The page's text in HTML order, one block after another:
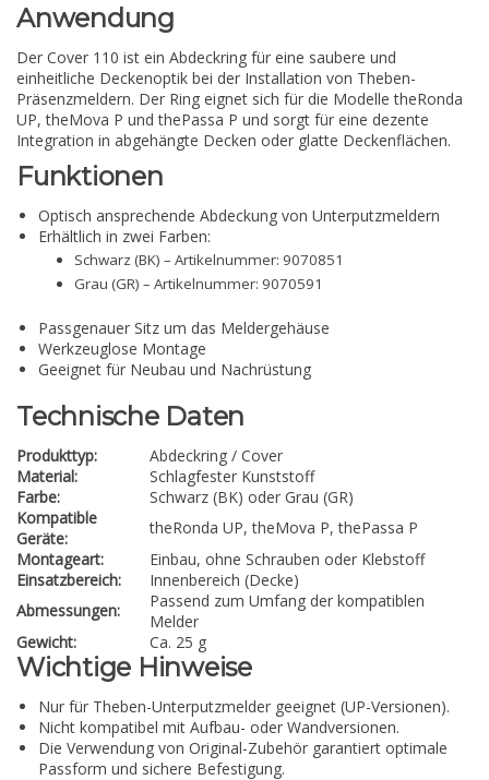
Anwendung
Der Cover 110 ist ein Abdeckring für eine saubere und
einheitliche Deckenoptik bei der Installation von Theben-
Präsenzmeldern. Der Ring eignet sich für die Modelle theRonda
UP, theMova P und thePassa P und sorgt für eine dezente
Integration in abgehängte Decken oder glatte Deckenflächen.
Funktionen
Optisch ansprechende Abdeckung von Unterputzmeldern
Erhältlich in zwei Farben:
Schwarz (BK) – Artikelnummer: 9070851
Grau (GR) – Artikelnummer: 9070591
Passgenauer Sitz um das Meldergehäuse
Werkzeuglose Montage
Geeignet für Neubau und Nachrüstung
Technische Daten
Produkttyp:
Abdeckring / Cover
Material:
Schlagfester Kunststoff
Farbe:
Schwarz (BK) oder Grau (GR)
Kompatible
Geräte:
theRonda UP, theMova P, thePassa P
Montageart:
Einbau, ohne Schrauben oder Klebstoff
Einsatzbereich:
Innenbereich (Decke)
Abmessungen:
Passend zum Umfang der kompatiblen
Melder
Gewicht:
Ca. 25 g
Wichtige Hinweise
Nur für Theben-Unterputzmelder geeignet (UP-Versionen).
Nicht kompatibel mit Aufbau- oder Wandversionen.
Die Verwendung von Original-Zubehör garantiert optimale
Passform und sichere Befestigung.